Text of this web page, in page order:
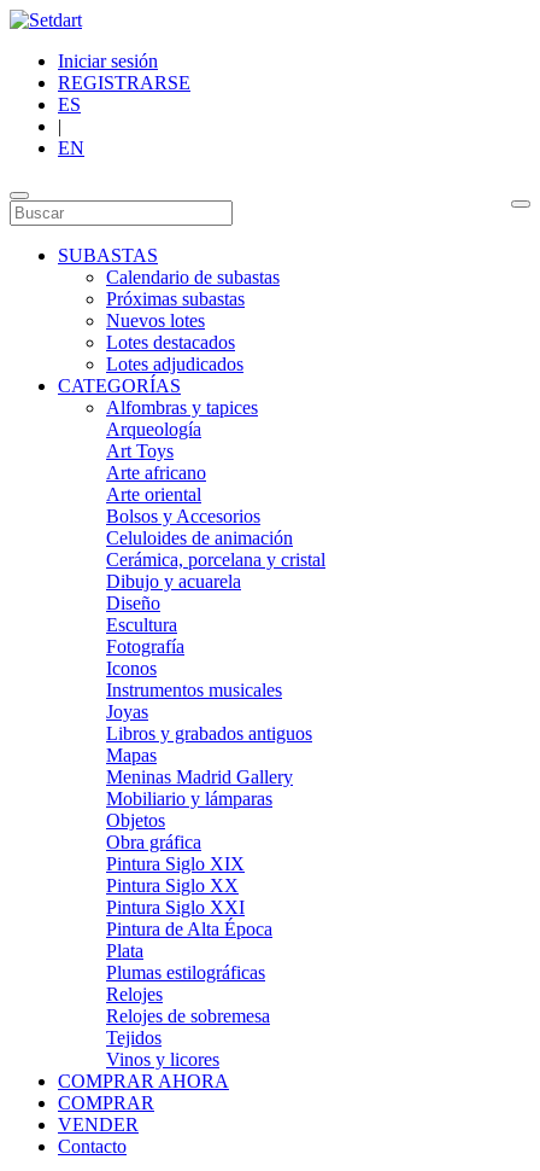
Iniciar sesión
REGISTRARSE
ES
|
EN
SUBASTAS
Calendario de subastas
Próximas subastas
Nuevos lotes
Lotes destacados
Lotes adjudicados
CATEGORÍAS
Alfombras y tapices
Arqueología
Art Toys
Arte africano
Arte oriental
Bolsos y Accesorios
Celuloides de animación
Cerámica, porcelana y cristal
Dibujo y acuarela
Diseño
Escultura
Fotografía
Iconos
Instrumentos musicales
Joyas
Libros y grabados antiguos
Mapas
Meninas Madrid Gallery
Mobiliario y lámparas
Objetos
Obra gráfica
Pintura Siglo XIX
Pintura Siglo XX
Pintura Siglo XXI
Pintura de Alta Época
Plata
Plumas estilográficas
Relojes
Relojes de sobremesa
Tejidos
Vinos y licores
COMPRAR AHORA
COMPRAR
VENDER
Contacto